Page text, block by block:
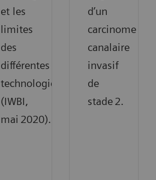
et les
limites
des
différentes
technologies
(IWBI,
mai 2020).
d’un
carcinome
canalaire
invasif
de
stade 2.